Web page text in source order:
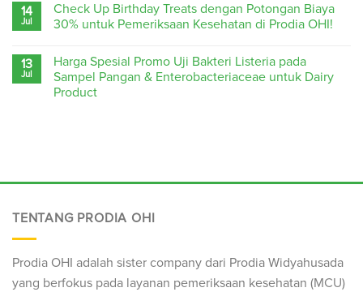
14
Jul
Check Up Birthday Treats dengan Potongan Biaya
30% untuk Pemeriksaan Kesehatan di Prodia OHI!
13
Jul
Harga Spesial Promo Uji Bakteri Listeria pada
Sampel Pangan & Enterobacteriaceae untuk Dairy
Product
TENTANG PRODIA OHI
Prodia OHI adalah sister company dari Prodia Widyahusada
yang berfokus pada layanan pemeriksaan kesehatan (MCU)